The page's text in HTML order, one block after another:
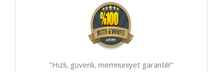
"Hızlı, güvenli, memnuniyet garantili!"